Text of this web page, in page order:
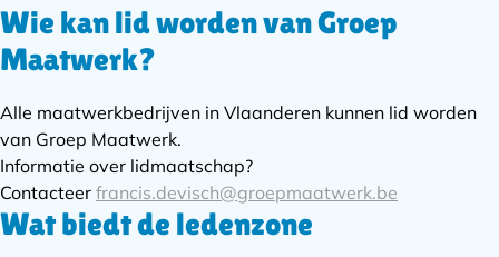
Subnavigatie
Wie kan lid worden van Groep
Maatwerk?
Alle maatwerkbedrijven in Vlaanderen kunnen lid worden
van Groep Maatwerk.
Informatie over lidmaatschap?
Contacteer francis.devisch@groepmaatwerk.be
Wat biedt de ledenzone